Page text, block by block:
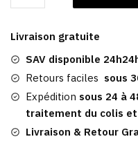
Chapeau
|
Femme
Livraison gratuite
SAV disponible
Retours faciles sous
Expédition sous 24 à
traitement du colis
Livraison & Retour